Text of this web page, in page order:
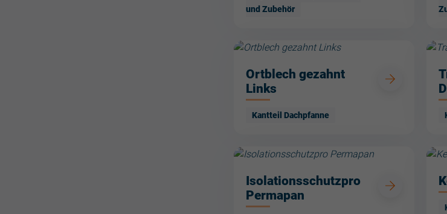
und Zubehör
Ortblech gezahnt
Links
Kantteil Dachpfanne
Isolationsschutzpro
Permapan